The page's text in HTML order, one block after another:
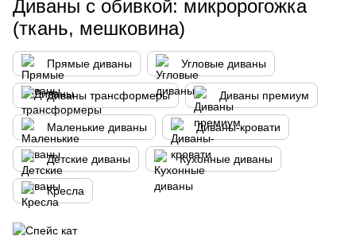
Диваны с обивкой: микророгожка
(ткань, мешковина)
Прямые диваны Угловые диваны
Диваны трансформеры Диваны премиум
Маленькие диваны Диваны-кровати
Детские диваны Кухонные диваны
Кресла